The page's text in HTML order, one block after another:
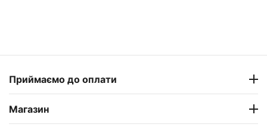
Приймаємо до оплати
Магазин